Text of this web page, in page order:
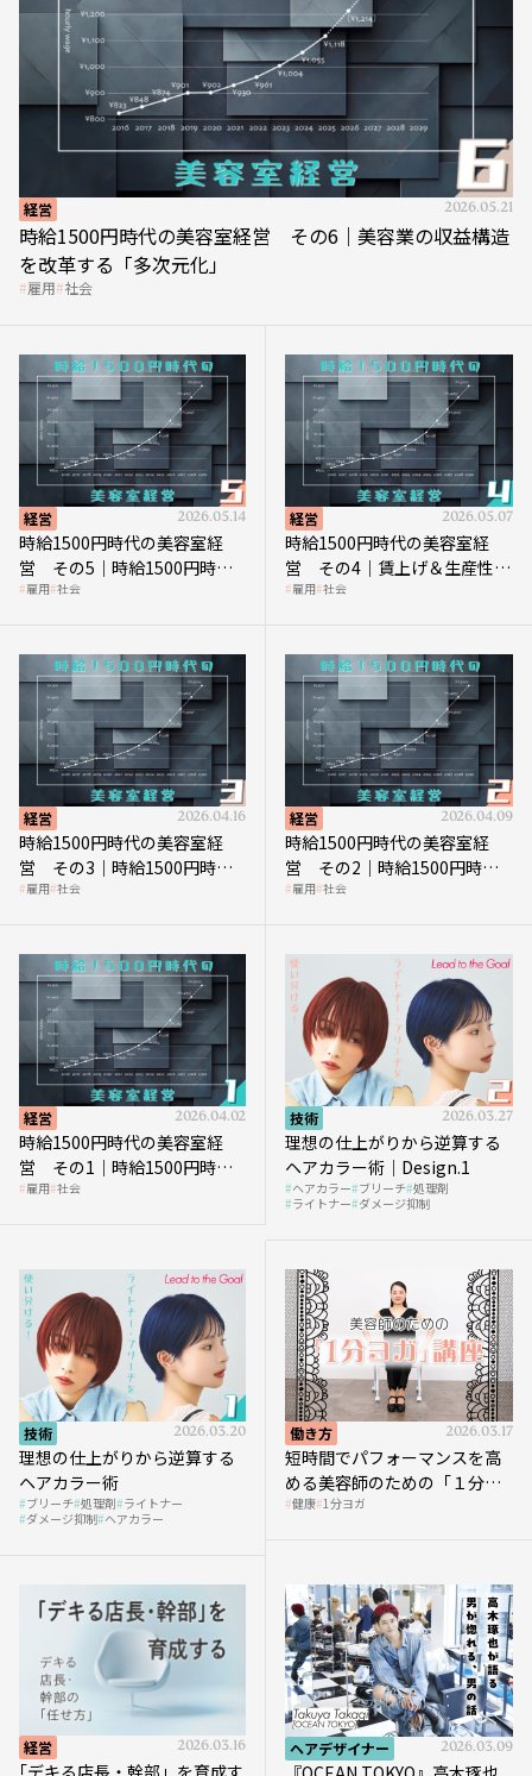
経営 2026.05.21
時給1500円時代の美容室経営 その6｜美容業の収益構造
を改革する「多次元化」
雇用 社会
経営 2026.05.14
時給1500円時代の美容室経
営 その5｜時給1500円時代
の到来は美容業の収益構造を
雇用 社会
経営 2026.05.07
時給1500円時代の美容室経
営 その4｜賃上げ＆生産性向
上につなげる賢い助成金活用
雇用 社会
経営 2026.04.16
時給1500円時代の美容室経
営 その3｜時給1500円時
代、美容業はどのような影響
雇用 社会
経営 2026.04.09
時給1500円時代の美容室経
営 その2｜時給1500円時代
に支払う給与はいくらなのか
雇用 社会
経営 2026.04.02
時給1500円時代の美容室経
営 その1｜時給1500円時代
へ向かう社会的背景
雇用 社会
技術 2026.03.27
理想の仕上がりから逆算する
ヘアカラー術｜Design.1
ヘアカラー ブリーチ 処理剤
ライトナー ダメージ抑制
技術 2026.03.20
理想の仕上がりから逆算する
ヘアカラー術
ブリーチ 処理剤 ライトナー
ダメージ抑制 ヘアカラー
働き方 2026.03.17
短時間でパフォーマンスを高
める美容師のための「１分ヨ
ガ」講座｜実践編
健康 1分ヨガ
経営 2026.03.16
｢デキる店長・幹部」を育成す
ヘアデザイナー 2026.03.09